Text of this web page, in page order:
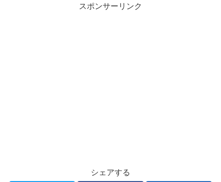
スポンサーリンク
シェアする